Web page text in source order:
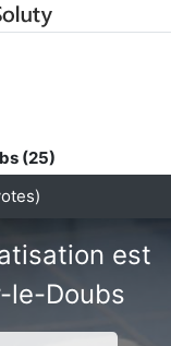
(25)
est
le-Doubs